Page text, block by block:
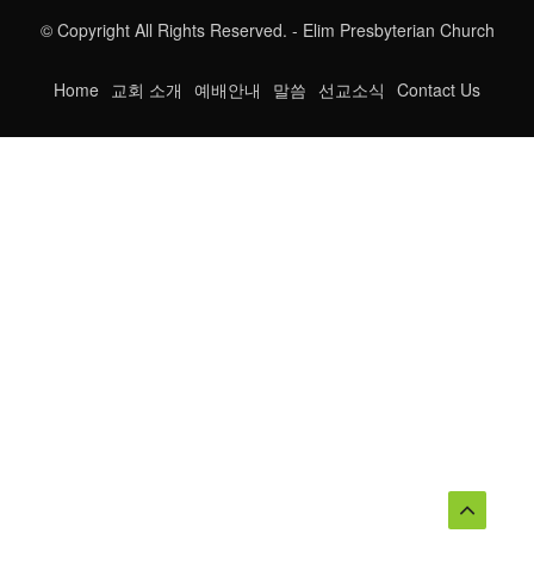
© Copyright All Rights Reserved. - Elim Presbyterian Church
Home 교회 소개 예배안내 말씀 선교소식 Contact Us